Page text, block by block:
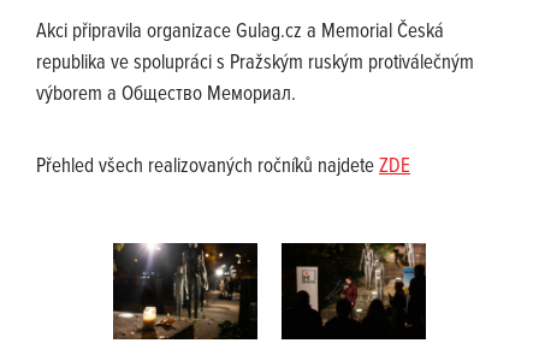
Akci připravila organizace Gulag.cz a Memorial Česká
republika ve spolupráci s Pražským ruským protiválečným
výborem a Общество Мемориал.
Přehled všech realizovaných ročníků najdeteZDE